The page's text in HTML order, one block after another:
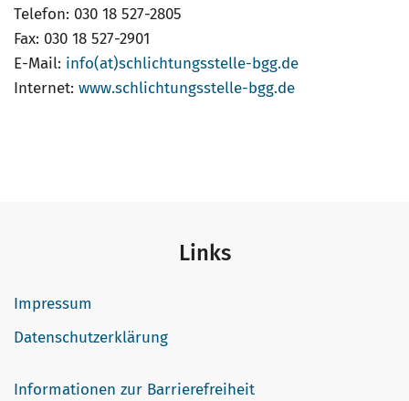
Telefon: 030 18 527-2805
Fax: 030 18 527-2901
E-Mail: info(at)schlichtungsstelle-bgg.de
Internet: www.schlichtungsstelle-bgg.de
Links
Impressum
Datenschutzerklärung
Informationen zur Barrierefreiheit